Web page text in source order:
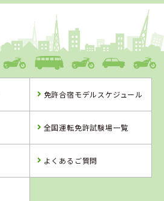
予 約
ングスクール
詳 細
車学校
詳 細
免許合宿モデルスケジュール
全国運転免許試験場一覧
よくあるご質問